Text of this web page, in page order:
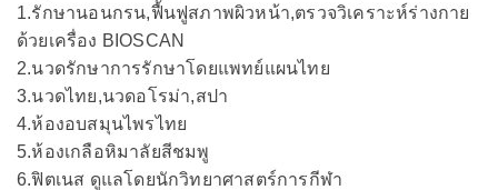
1.รักษานอนกรน,ฟื้นฟูสภาพผิวหน้า,ตรวจวิเคราะห์ร่างกาย
ด้วยเครื่อง BIOSCAN
2.นวดรักษาการรักษาโดยแพทย์แผนไทย
3.นวดไทย,นวดอโรม่า,สปา
4.ห้องอบสมุนไพรไทย
5.ห้องเกลือหิมาลัยสีชมพู
6.ฟิตเนส ดูแลโดยนักวิทยาศาสตร์การกีฬา